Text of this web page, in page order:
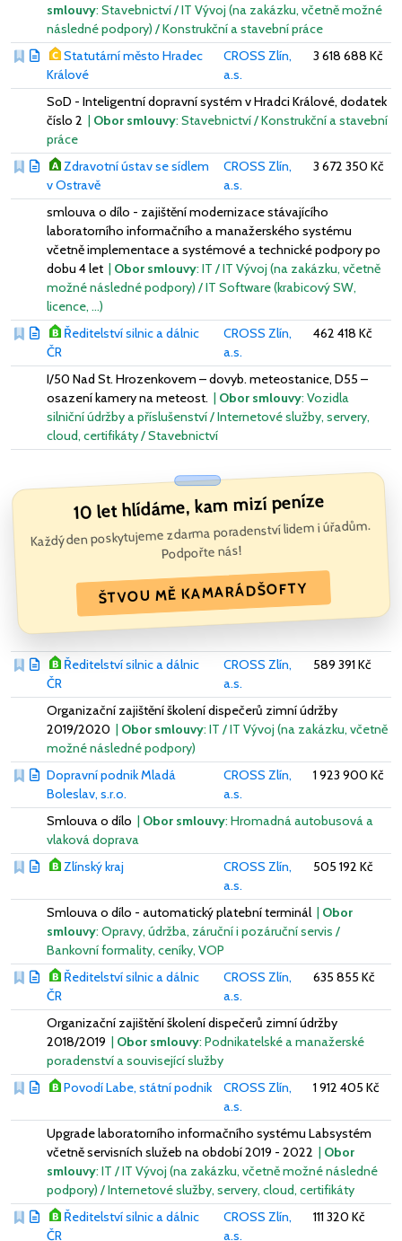
smlouvy: Stavebnictví / IT Vývoj (na zakázku, včetně možné
následné podpory) / Konstrukční a stavební práce
Statutární město Hradec
Králové
CROSS Zlín,
a.s.
3 618 688 Kč
SoD - Inteligentní dopravní systém v Hradci Králové, dodatek
číslo 2 | Obor smlouvy: Stavebnictví / Konstrukční a stavební
práce
Zdravotní ústav se sídlem
v Ostravě
CROSS Zlín,
a.s.
3 672 350 Kč
smlouva o dílo - zajištění modernizace stávajícího
laboratorního informačního a manažerského systému
včetně implementace a systémové a technické podpory po
dobu 4 let | Obor smlouvy: IT / IT Vývoj (na zakázku, včetně
možné následné podpory) / IT Software (krabicový SW,
licence, …)
Ředitelství silnic a dálnic
ČR
CROSS Zlín,
a.s.
462 418 Kč
I/50 Nad St. Hrozenkovem – dovyb. meteostanice, D55 –
osazení kamery na meteost. | Obor smlouvy: Vozidla
silniční údržby a příslušenství / Internetové služby, servery,
cloud, certifikáty / Stavebnictví
10 let hlídáme, kam mizí peníze
Každý den poskytujeme zdarma poradenství lidem i úřadům.
Podpořte nás!
ŠTVOU MĚ KAMARÁDŠOFTY
Ředitelství silnic a dálnic
ČR
CROSS Zlín,
a.s.
589 391 Kč
Organizační zajištění školení dispečerů zimní údržby
2019/2020 | Obor smlouvy: IT / IT Vývoj (na zakázku, včetně
možné následné podpory)
Dopravní podnik Mladá
Boleslav, s.r.o.
CROSS Zlín,
a.s.
1 923 900 Kč
Smlouva o dílo | Obor smlouvy: Hromadná autobusová a
vlaková doprava
Zlínský kraj
CROSS Zlín,
a.s.
505 192 Kč
Smlouva o dílo - automatický platební terminál | Obor
smlouvy: Opravy, údržba, záruční i pozáruční servis /
Bankovní formality, ceníky, VOP
Ředitelství silnic a dálnic
ČR
CROSS Zlín,
a.s.
635 855 Kč
Organizační zajištění školení dispečerů zimní údržby
2018/2019 | Obor smlouvy: Podnikatelské a manažerské
poradenství a související služby
Povodí Labe, státní podnik
CROSS Zlín,
a.s.
1 912 405 Kč
Upgrade laboratorního informačního systému Labsystém
včetně servisních služeb na období 2019 - 2022 | Obor
smlouvy: IT / IT Vývoj (na zakázku, včetně možné následné
podpory) / Internetové služby, servery, cloud, certifikáty
Ředitelství silnic a dálnic
ČR
CROSS Zlín,
a.s.
111 320 Kč